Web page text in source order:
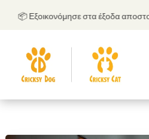
📦 Εξοικονόμησε στα έξοδα αποστολής